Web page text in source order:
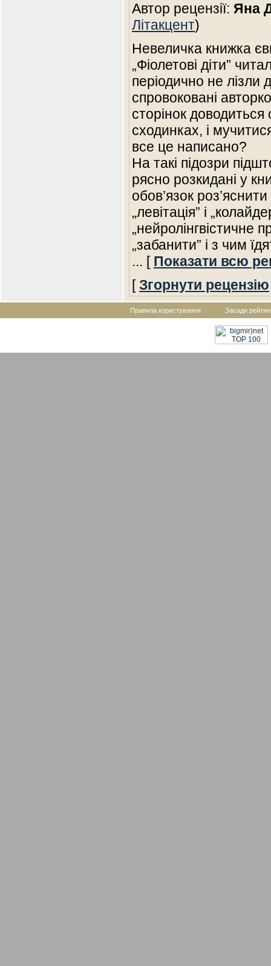
Автор рецензії: Яна
Літакцент)
Невеличка книжка
„Фіолетові діти”
періодично не лізли
спровоковані
сторінок
сходинках, і
все це написано?
На такі підозри
рясно розкидані у
обов’язок
„левітація” і
„нейролінгвістичне
„забанити” і з чим
... [ Показати всю
[Згорнути рецензію
Правила користування Засади